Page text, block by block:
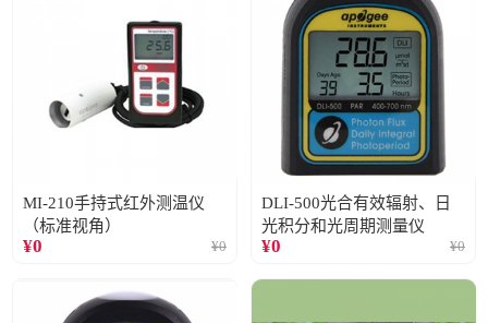
MI-210手持式红外测温仪
（标准视角）
¥0 ¥0
DLI-500光合有效辐射、日
光积分和光周期测量仪
¥0 ¥0